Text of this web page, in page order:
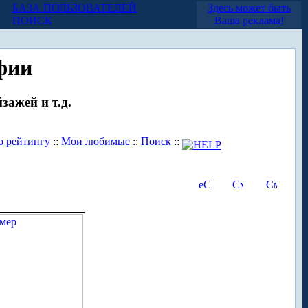
БАЗА ПОЛЬЗОВАТЕЛЕЙ
ПОИСК
Здесь может быть
Ваша реклама!
и т.д.
рейтингу:: Мои любимые:: Поиск::